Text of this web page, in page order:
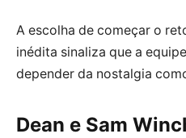
A escolha de começar o
inédita sinaliza que a
depender da nostalgia
Dean e Sam